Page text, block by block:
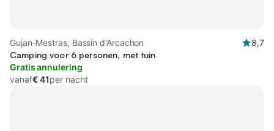
Gujan-Mestras, Bassin d'Arcachon
8,7
Camping voor 6 personen, met tuin
Gratis annulering
vanaf€ 41per nacht